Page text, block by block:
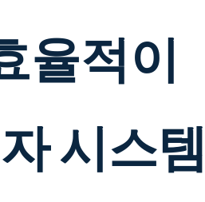
율적이
시스템